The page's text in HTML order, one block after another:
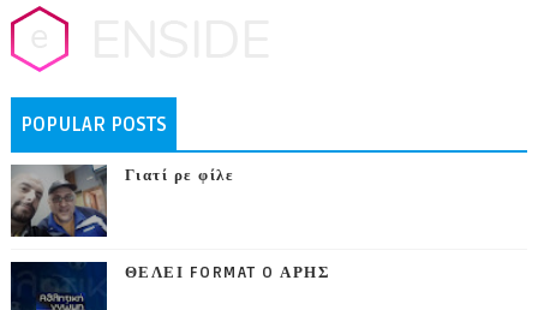
POPULAR POSTS
Γιατί ρε φίλε
ΘΕΛΕΙ FORMAT O ΑΡΗΣ